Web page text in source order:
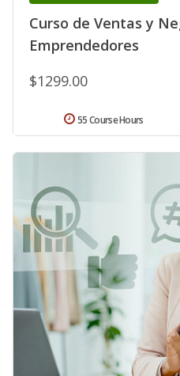
Curso de Ventas y
Emprendedores
$1299.00
55 Course Hours